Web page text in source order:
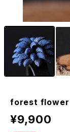
forest flower
¥9,900